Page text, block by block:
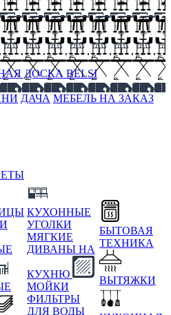
ДОСКА BELSI
ДАЧА МЕБЕЛЬ НА ЗАКАЗ
КУХОННЫЕ
УГОЛКИ
МЯГКИЕ
ДИВАНЫ НА
КУХНЮ
МОЙКИ
ФИЛЬТРЫ
ДЛЯ ВОДЫ
БЫТОВАЯ
ТЕХНИКА
ВЫТЯЖКИ